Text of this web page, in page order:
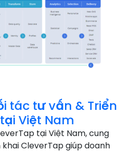
tác tư vấn & Triển
Việt Nam
tại Việt Nam, cung
CleverTap giúp doanh